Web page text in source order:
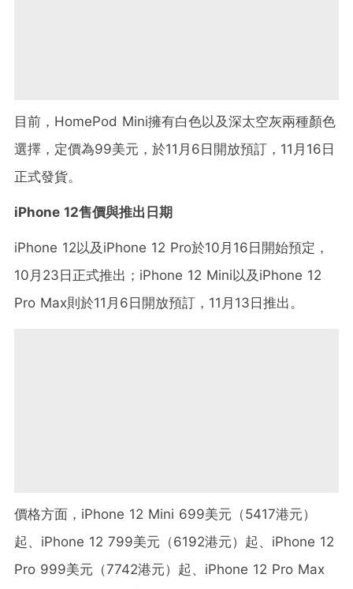
目前，HomePod Mini擁有白色以及深太空灰兩種顏色
選擇，定價為99美元，於11月6日開放預訂，11月16日
正式發貨。
iPhone 12售價與推出日期
iPhone 12以及iPhone 12 Pro於10月16日開始預定，
10月23日正式推出；iPhone 12 Mini以及iPhone 12
Pro Max則於11月6日開放預訂，11月13日推出。
價格方面，iPhone 12 Mini 699美元（5417港元）
起、iPhone 12 799美元（6192港元）起、iPhone 12
Pro 999美元（7742港元）起、iPhone 12 Pro Max